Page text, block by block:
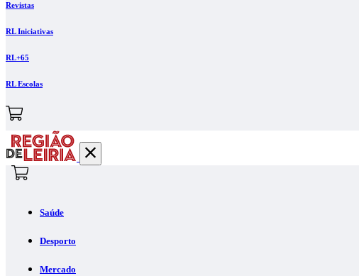
Revistas
RL Iniciativas
RL+65
RL Escolas
Saúde
Desporto
Mercado